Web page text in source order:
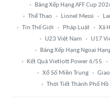
Bảng Xếp Hạng AFF Cup
Thể Thao
Lionel Messi
Tin Thế Giới
Pháp Luật Xã
U23 Việt Nam
U17
Bảng Xếp Hạng Ngoại
Kết Quả Vietlott Power 6/55
Xổ Số Miền Trung
Thời Tiết Thành Phố